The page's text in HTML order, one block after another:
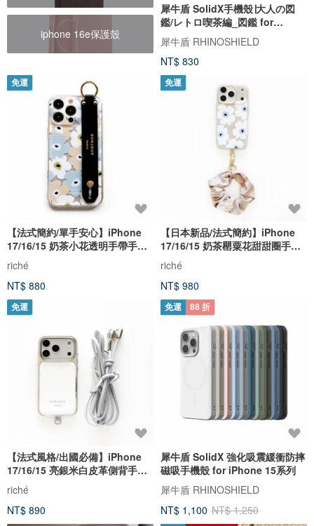
iphone 16e保護殼
犀牛盾 SolidX手機殼∣大人の図
鑑/レトロ喫茶編_図鑑 for
iPhone
犀牛盾 RHINOSHIELD
NT$ 830
免運
【法式簡約/單手安心】iPhone
17/16/15 奶茶小花透明手帶手機
殼
riché
NT$ 880
免運
【日本新品/法式簡約】iPhone
17/16/15 奶茶罌粟花甜甜圈手機
殼
riché
NT$ 980
免運
【法式風格/出國必備】iPhone
17/16/15 亮銀米白皮革側背手機
殼
riché
NT$ 890
免運 88 折
犀牛盾 SolidX 強化吸震緩衝防摔
磁吸手機殼 for iPhone 15系列
犀牛盾 RHINOSHIELD
NT$ 1,100 NT$ 1,250